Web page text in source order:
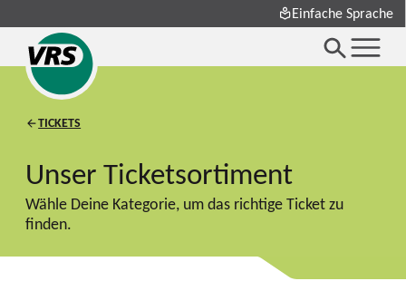
Einfache Sprache
TICKETS
Unser Ticketsortiment
Wähle Deine Kategorie, um das richtige Ticket zu
finden.